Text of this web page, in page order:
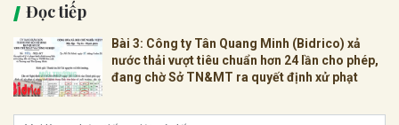
Đọc tiếp
Bài 3: Công ty Tân Quang Minh (Bidrico) xả
nước thải vượt tiêu chuẩn hơn 24 lần cho phép,
đang chờ Sở TN&MT ra quyết định xử phạt